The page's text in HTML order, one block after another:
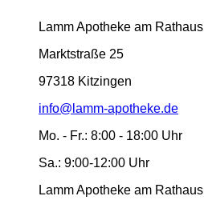
Lamm Apotheke am Rathaus
Marktstraße 25
97318 Kitzingen
info@lamm-apotheke.de
Mo. - Fr.: 8:00 - 18:00 Uhr
Sa.: 9:00-12:00 Uhr
Lamm Apotheke am Rathaus